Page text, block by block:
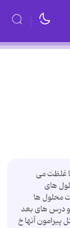
غلظت می
های
محلول ها
درس های بعد
آنها خ